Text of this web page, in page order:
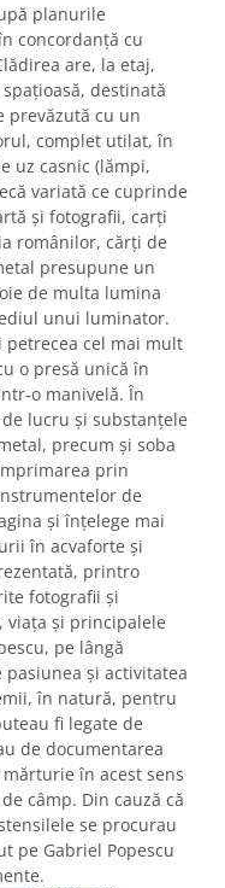
planurile
concordanţă cu
are, la etaj,
destinată
prevăzută cu un
complet utilat, în
uz casnic (lămpi,
variată ce cuprinde
şi fotografii, carţi
românilor, cărţi de
presupune un
de multa lumina
unui luminator.
petrecea cel mai mult
o presă unică în
o manivelă. În
lucru şi substanţele
precum şi soba
prin
de
şi înţelege mai
în acvaforte şi
printro
fotografii şi
şi principalele
pe lângă
și activitatea
în natură, pentru
fi legate de
de documentarea
în acest sens
câmp. Din cauză că
se procurau
pe Gabriel Popescu